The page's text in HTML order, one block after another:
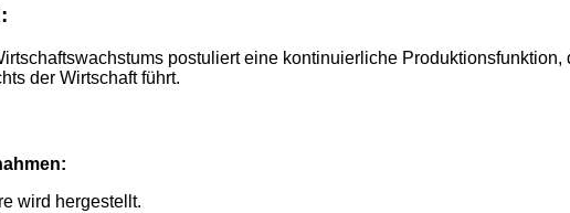
postuliert eine kontinuierliche
der Wirtschaft führt.
wird hergestellt.